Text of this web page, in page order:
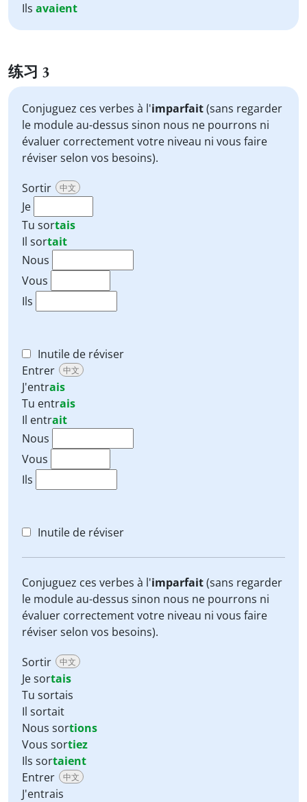
Ils avaient
练习 3
Conjuguez ces verbes à l'imparfait(sans regarder
le module au-dessus sinon nous ne pourrons ni
évaluer correctement votre niveau ni vous faire
réviser selon vos besoins).
Sortir
中文
Je
Tu sortais
Il sortait
Nous
Vous
Ils
Inutile de réviser
Entrer
中文
J'entrais
Tu entrais
Il entrait
Nous
Vous
Ils
Inutile de réviser
Conjuguez ces verbes à l'imparfait(sans regarder
le module au-dessus sinon nous ne pourrons ni
évaluer correctement votre niveau ni vous faire
réviser selon vos besoins).
Sortir
中文
Je sortais
Tu sortais
Il sortait
Nous sortions
Vous sortiez
Ils sortaient
Entrer
中文
J'entrais